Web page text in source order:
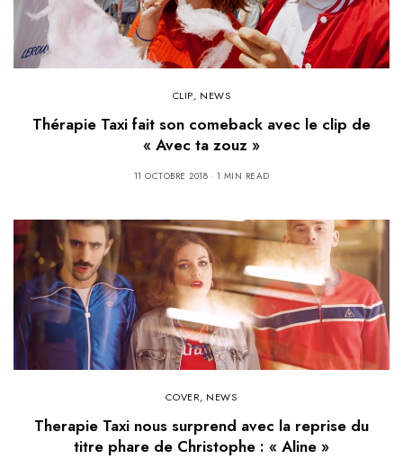
CLIP, NEWS
Thérapie Taxi fait son comeback avec le clip de
« Avec ta zouz »
11 OCTOBRE 2018 1 MIN READ
COVER, NEWS
Therapie Taxi nous surprend avec la reprise du
titre phare de Christophe : « Aline »